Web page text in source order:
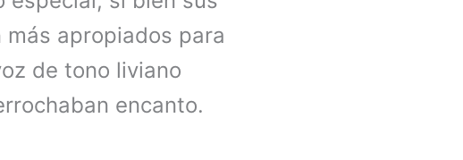
apropiados para
de tono liviano
encanto.